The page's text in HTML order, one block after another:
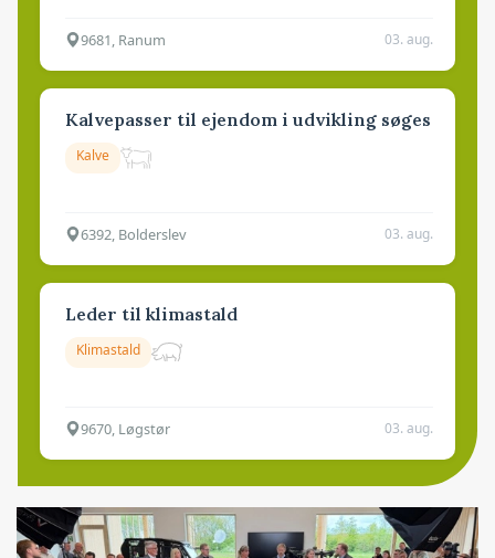
9681, Ranum 03. aug.
Kalvepasser til ejendom i udvikling søges
Kalve
6392, Bolderslev 03. aug.
Leder til klimastald
Klimastald
9670, Løgstør 03. aug.